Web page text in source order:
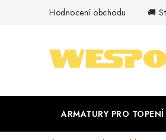
Hodnocení obchodu 🚚
ARMATURY PRO